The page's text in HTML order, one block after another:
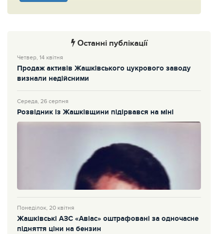
Останні публікації
Четвер, 14 квітня
Продаж активів Жашківського цукрового заводу
визнали недійсними
Середа, 26 серпня
Розвідник із Жашківщини підірвався на міні
Понеділок, 20 квітня
Жашківські АЗС «Авіас» оштрафовані за одночасне
підняття ціни на бензин